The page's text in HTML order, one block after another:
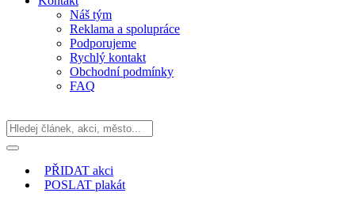
Náš tým
Reklama a spolupráce
Podporujeme
Rychlý kontakt
Obchodní podmínky
FAQ
PŘIDAT akci
POSLAT plakát